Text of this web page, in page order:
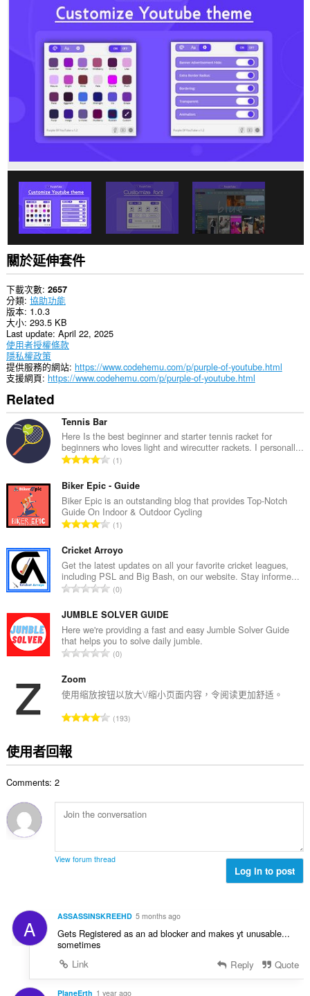
延
你
的
頁
籤
與
瀏
覽
活
動。
關於延伸套件
下載次數 2657
分類 協助功能
版本 1.0.3
大小 293.5 KB
Last update April 22, 2025
使用者授權條款
隱私權政策
提供服務的網站 https://www.codehemu.com/p/purple-of-youtube.html
支援網頁 https://www.codehemu.com/p/purple-of-youtube.html
Related
Tennis Bar
Here Is the best beginner and starter tennis racket for
beginners who loves light and wirecutter rackets. I personall...
評
的
總
次
數
1
Biker Epic - Guide
Biker Epic is an outstanding blog that provides Top-Notch
Guide On Indoor & Outdoor Cycling
評
的
總
次
數
1
Cricket Arroyo
Get the latest updates on all your favorite cricket leagues,
including PSL and Big Bash, on our website. Stay informe...
評
的
總
次
數
0
JUMBLE SOLVER GUIDE
Here we're providing a fast and easy Jumble Solver Guide
that helps you to solve daily jumble.
評
總
數
0
Zoom
使用缩放按钮以放大\/缩小页面内容，令阅读更加舒适。
評
:
193
使用者回報
Comments: 2
View forum thread
Log in to post
A ASSASSINSKREEHD 5 months ago
Gets Registered as an ad blocker and makes yt unusable...
sometimes
Link
Reply Quote
PlaneErth 1 year ago